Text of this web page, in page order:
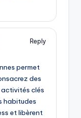
Reply
permet
des
clés
habitudes
et libèrent